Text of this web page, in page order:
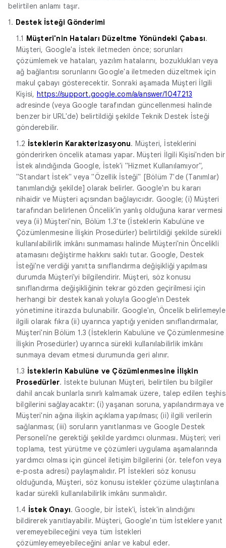
belirtilen anlamı taşır.
1. Destek İsteği Gönderimi
1.1 Müşteri'nin Hataları Düzeltme Yönündeki Çabası.
Müşteri, Google'a İstek iletmeden önce; sorunları
çözümlemek ve hataları, yazılım hatalarını, bozuklukları veya
ağ bağlantısı sorunlarını Google'a iletmeden düzeltmek için
makul çabayı gösterecektir. Sonraki aşamada Müşteri İlgili
Kişisi, https://support.google.com/a/answer/1047213
adresinde (veya Google tarafından güncellenmesi halinde
benzer bir URL'de) belirtildiği şekilde Teknik Destek İsteği
gönderebilir.
1.2 İsteklerin Karakterizasyonu. Müşteri, İsteklerini
gönderirken öncelik ataması yapar. Müşteri İlgili Kişisi'nden bir
İstek alındığında Google, İstek'i "Hizmet Kullanılamıyor",
"Standart İstek" veya "Özellik İsteği" [Bölüm 7'de (Tanımlar)
tanımlandığı şekilde] olarak belirler. Google'ın bu kararı
nihaidir ve Müşteri açısından bağlayıcıdır. Google; (i) Müşteri
tarafından belirlenen Öncelik'in yanlış olduğuna karar vermesi
veya (ii) Müşteri'nin, Bölüm 1.3'te (İsteklerin Kabulüne ve
Çözümlenmesine İlişkin Prosedürler) belirtildiği şekilde sürekli
kullanılabilirlik imkânı sunmaması halinde Müşteri'nin Öncelikli
atamasını değiştirme hakkını saklı tutar. Google, Destek
İsteği'ne verdiği yanıtta sınıflandırma değişikliği yapılması
durumda Müşteri'yi bilgilendirir. Müşteri, söz konusu
sınıflandırma değişikliğinin tekrar gözden geçirilmesi için
herhangi bir destek kanalı yoluyla Google'ın Destek
yönetimine itirazda bulunabilir. Google'ın, Öncelik belirlemeyle
ilgili olarak fıkra (ii) uyarınca yaptığı yeniden sınıflandırmalar,
Müşteri'nin Bölüm 1.3 (İsteklerin Kabulüne ve Çözümlenmesine
İlişkin Prosedürler) uyarınca sürekli kullanılabilirlik imkânı
sunmaya devam etmesi durumunda geri alınır.
1.3 İsteklerin Kabulüne ve Çözümlenmesine İlişkin
Prosedürler. İstekte bulunan Müşteri, belirtilen bu bilgiler
dahil ancak bunlarla sınırlı kalmamak üzere, talep edilen teşhis
bilgilerini sağlayacaktır: (i) yaşanan soruna, yapılandırmaya ve
Müşteri'nin ağına ilişkin açıklama yapılması; (ii) ilgili verilerin
sağlanması; (iii) soruların yanıtlanması ve Google Destek
Personeli'ne gerektiği şekilde yardımcı olunması. Müşteri; veri
toplama, test yürütme ve çözümleri uygulama aşamalarında
yardımcı olması için güncel iletişim bilgilerini (ör. telefon veya
e-posta adresi) paylaşmalıdır. P1 İstekleri söz konusu
olduğunda, Müşteri, söz konusu istekler çözüme ulaştırılana
kadar sürekli kullanılabilirlik imkânı sunmalıdır.
1.4 İstek Onayı. Google, bir İstek'i, İstek'in alındığını
bildirerek yanıtlayabilir. Müşteri, Google'ın tüm İsteklere yanıt
veremeyebileceğini veya tüm İstekleri
çözümleyemeyebileceğini anlar ve kabul eder.